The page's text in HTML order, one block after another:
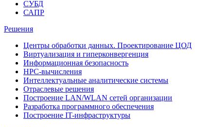
СУБД
САПР
Решения
Центры обработки данных. Проектирование ЦОД
Виртуализация и гиперконвергенция
Информационная безопасность
HPC-вычисления
Интеллектуальные аналитические системы
Отраслевые решения
Построение LAN/WLAN сетей организации
Разработка программного обеспечения
Построение IT-инфраструктуры